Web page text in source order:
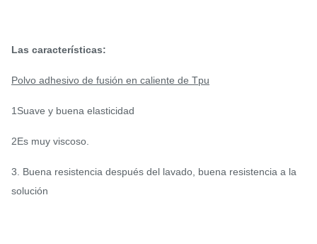
Las características:
Polvo adhesivo de fusión en caliente de Tpu
1Suave y buena elasticidad
2Es muy viscoso.
3. Buena resistencia después del lavado, buena resistencia a la
solución